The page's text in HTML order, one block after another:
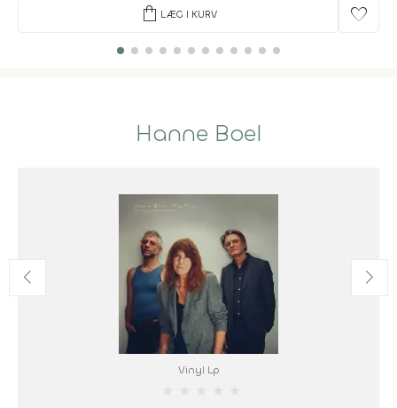
shopping_bag LÆG I KURV favorite
Hanne Boel
Vinyl Lp